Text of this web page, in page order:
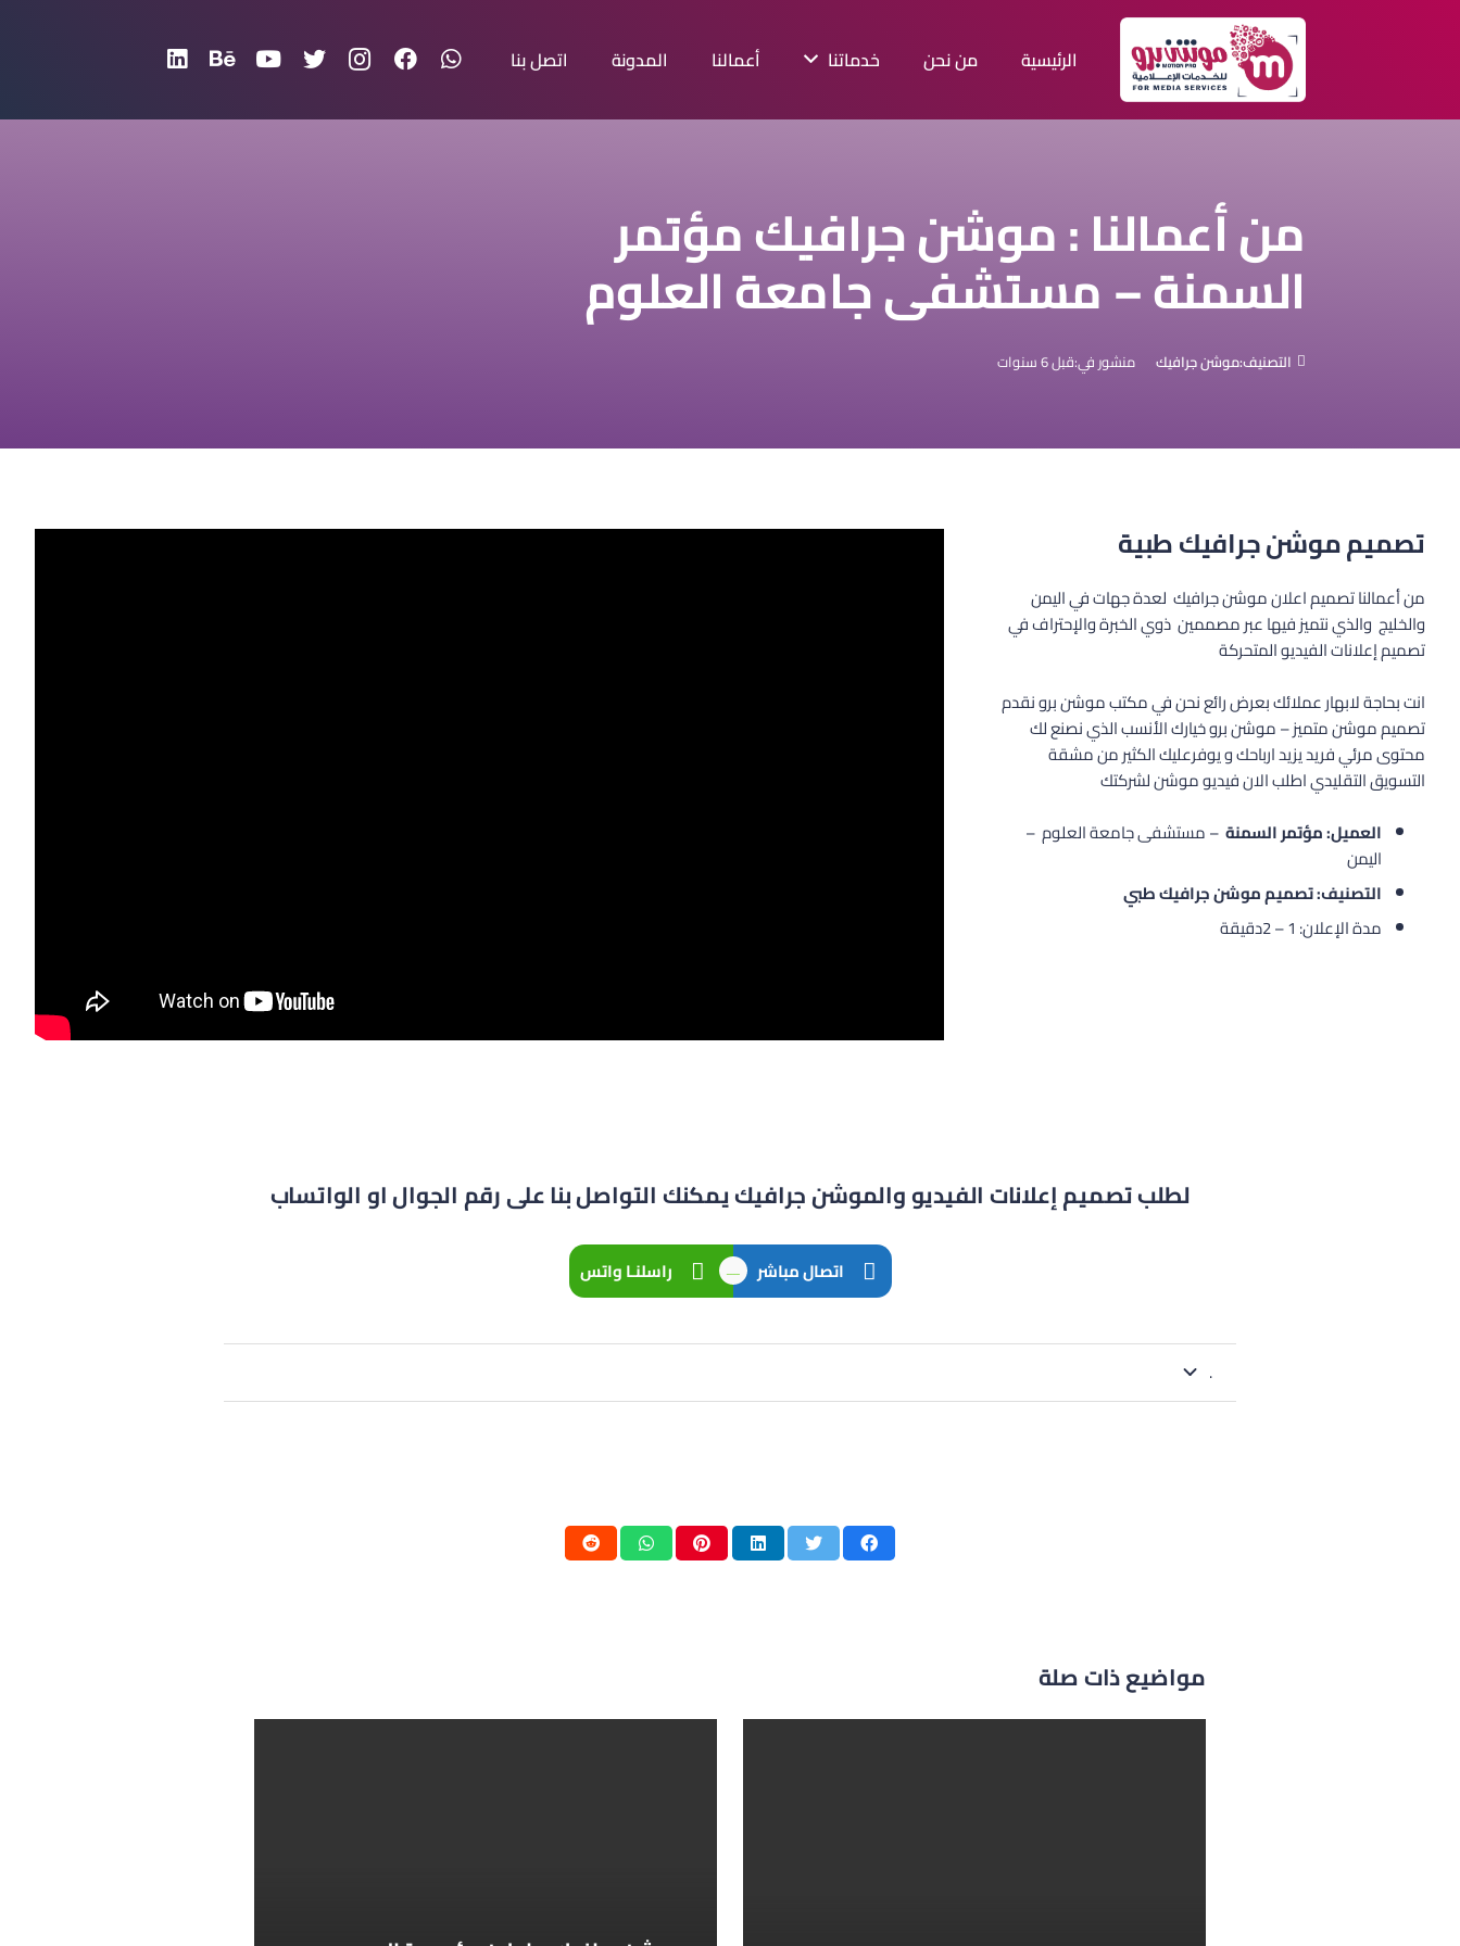
الرئيسية من نحن خدماتنا أعمالنا المدونة اتصل بنا
من أعمالنا : موشن جرافيك مؤتمر
السمنة – مستشفى جامعة العلوم
التصنيف:موشن جرافيك منشور في:قبل 6 سنوات
تصميم موشن جرافيك طبية
من أعمالنا تصميم اعلان موشن جرافيك لعدة جهات في اليمن
والخليج والذي نتميز فيها عبر مصممين ذوي الخبرة والإحتراف في
تصميم إعلانات الفيديو المتحركة
انت بحاجة لابهار عملائك بعرض رائع نحن في مكتب موشن برو نقدم
تصميم موشن متميز – موشن برو خيارك الأنسب الذي نصنع لك
محتوى مرئي فريد يزيد ارباحك و يوفرعليك الكثير من مشقة
التسويق التقليدي اطلب الان فيديو موشن لشركتك
العميل: مؤتمر السمنة – مستشفى جامعة العلوم –
اليمن
التصنيف: تصميم موشن جرافيك طبي
مدة الإعلان: 1 – 2دقيقة
لطلب تصميم إعلانات الفيديو والموشن جرافيك يمكنك التواصل بنا على رقم الجوال او الواتساب
اتصال مباشر ــــ راسلنـا واتس
.
مواضيع ذات صلة